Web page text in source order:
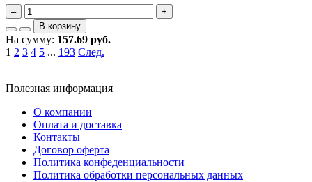
–
+
В корзину
На сумму: 157.69 руб.
1 2 3 4 5 ... 193 След.
Полезная информация
О компании
Оплата и доставка
Контакты
Договор оферта
Политика конфеденциальности
Политика обработки персональных данных